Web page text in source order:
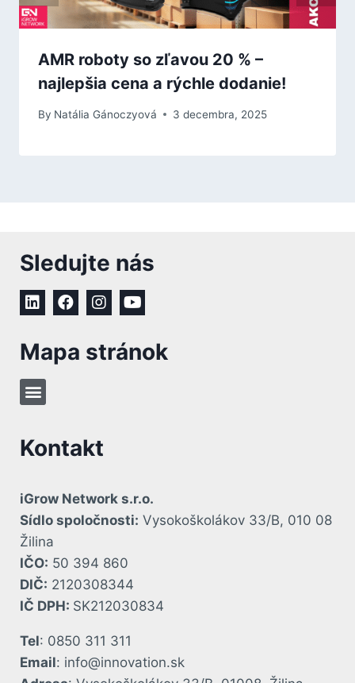
AMR roboty so zľavou 20 % –
najlepšia cena a rýchle dodanie!
By Natália Gánoczyová 3 decembra, 2025
Sledujte nás
Mapa stránok
Kontakt
iGrow Network s.r.o.
Sídlo spoločnosti: Vysokoškolákov 33/B, 010 08
Žilina
IČO: 50 394 860
DIČ: 2120308344
IČ DPH: SK212030834
Tel: 0850 311 311
Email: info@innovation.sk